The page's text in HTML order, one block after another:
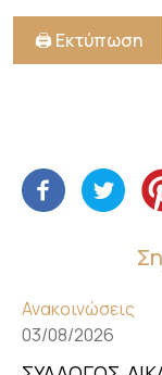
Ανακοινώσεις
03/08/2026
🖨️ Εκτύπωση